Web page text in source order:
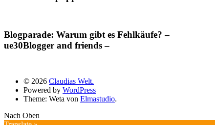
Blogparade: Warum gibt es Fehlkäufe? –
ue30Blogger and friends –
© 2026 Claudias Welt.
Powered by WordPress
Theme: Weta von Elmastudio.
Nach Oben